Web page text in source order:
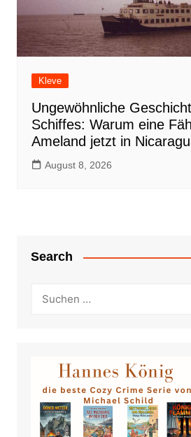
Kleve
Ungewöhnliche
Schiffes: Warum eine
Ameland jetzt in
August 8, 2026
Search